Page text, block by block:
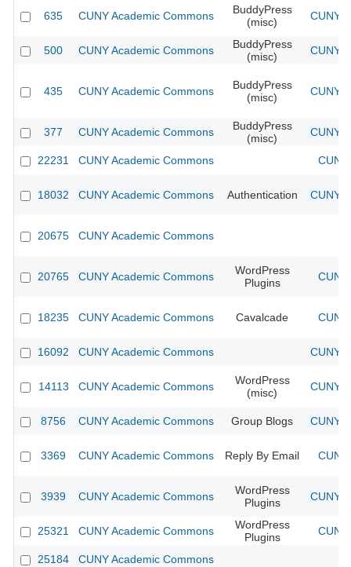
635 CUNY Academic Commons
BuddyPress
(misc)
CUNY
500 CUNY Academic Commons
BuddyPress
(misc)
CUNY
435 CUNY Academic Commons
BuddyPress
(misc)
CUNY
377 CUNY Academic Commons
BuddyPress
(misc)
CUNY
22231 CUNY Academic Commons
18032 CUNY Academic Commons Authentication CUNY
20675 CUNY Academic Commons
20765 CUNY Academic Commons
WordPress
Plugins
18235 CUNY Academic Commons Cavalcade
16092 CUNY Academic Commons CUNY
14113 CUNY Academic Commons
WordPress
(misc)
CUNY
8756 CUNY Academic Commons Group Blogs CUNY
3369 CUNY Academic Commons Reply By Email
3939 CUNY Academic Commons
WordPress
Plugins
CUNY
25321 CUNY Academic Commons
WordPress
Plugins
25184 CUNY Academic Commons